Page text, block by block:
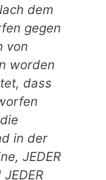
dem
gegen
von
worden
dass
in der
JEDER